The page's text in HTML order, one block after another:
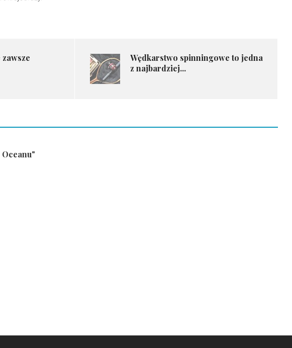
Wędkarstwo spinningowe to jedna
z najbardziej...